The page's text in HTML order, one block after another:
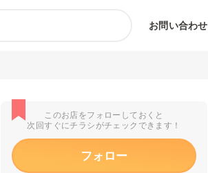
お問い合わせ
このお店をフォローしておくと
次回すぐにチラシがチェックできます！
フォロー